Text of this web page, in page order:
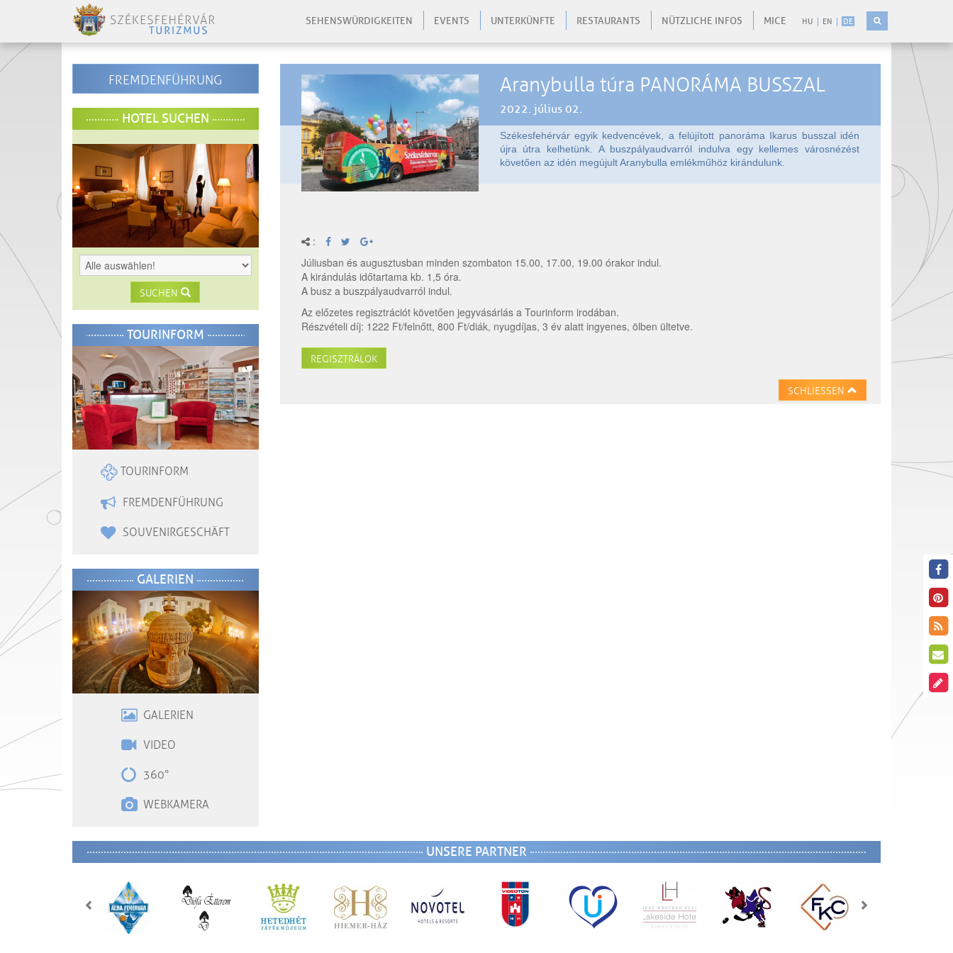
HU EN DE
SEHENSWÜRDIGKEITEN EVENTS UNTERKÜNFTE RESTAURANTS NÜTZLICHE INFOS MICE
Aranybulla túra PANORÁMA BUSSZAL
2022. július 02.
Székesfehérvár egyik kedvencévek, a felújított panoráma Ikarus busszal idén
újra útra kelhetünk. A buszpályaudvarról indulva egy kellemes városnézést
követően az idén megújult Aranybulla emlékműhöz kirándulunk.
:
Júliusban és augusztusban minden szombaton 15.00, 17.00, 19.00 órakor indul.
A kirándulás időtartama kb. 1,5 óra.
A busz a buszpályaudvarról indul.
Az előzetes regisztrációt követően jegyvásárlás a Tourinform irodában.
Részvételi díj: 1222 Ft/felnőtt, 800 Ft/diák, nyugdíjas, 3 év alatt ingyenes, ölben ültetve.
REGISZTRÁLOK
SCHLIESSEN
FREMDENFÜHRUNG
HOTEL SUCHEN
SUCHEN
TOURINFORM
TOURINFORM
FREMDENFÜHRUNG
SOUVENIRGESCHÄFT
GALERIEN
GALERIEN
VIDEO
360°
WEBKAMERA
UNSERE PARTNER